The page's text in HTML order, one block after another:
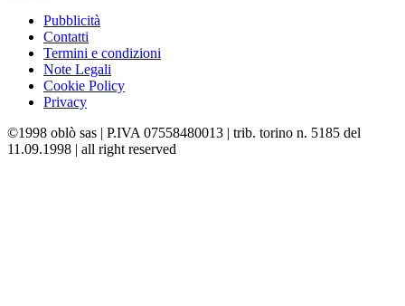
Pubblicità
Contatti
Termini e condizioni
Note Legali
Cookie Policy
Privacy
©1998 oblò sas | P.IVA 07558480013 | trib. torino n. 5185 del
11.09.1998 | all right reserved